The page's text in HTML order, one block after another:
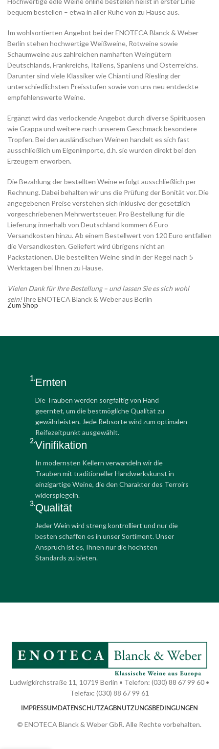
bequem bestellen – etwa in aller Ruhe von zu Hause aus.
Im wohlsortierten Angebot bei der ENOTECA Blanck & Weber
Berlin stehen hochwertige Weißweine, Rotweine sowie
Schaumweine aus zahlreichen namhaften Weingütern
Deutschlands, Frankreichs, Italiens, Spaniens und Österreichs.
Darunter sind viele Klassiker wie Chianti und Riesling der
unterschiedlichsten Preisstufen sowie von uns neu entdeckte
empfehlenswerte Weine.
Ergänzt wird das verlockende Angebot durch diverse Spirituosen
wie Grappa und weitere nach unserem Geschmack besondere
Tropfen. Bei den ausländischen Weinen handelt es sich fast
ausschließlich um Eigenimporte, d.h. sie wurden direkt bei den
Erzeugern erworben.
Die Bezahlung der bestellten Weine erfolgt ausschließlich per
Rechnung. Dabei behalten wir uns die Prüfung der Bonität vor. Die
angegebenen Preise verstehen sich inklusive der gesetzlich
vorgeschriebenen Mehrwertsteuer. Pro Bestellung für die
Lieferung innerhalb von Deutschland kommen 6 Euro
Versandkosten hinzu. Ab einem Bestellwert von 120 Euro entfallen
die Versandkosten. Geliefert wird übrigens nicht an
Packstationen. Die bestellten Weine sind in der Regel nach 5
Werktagen bei Ihnen zu Hause.
Vielen Dank für Ihre Bestellung – und lassen Sie es sich wohl
sein!Ihre ENOTECA Blanck & Weber aus Berlin
Zum Shop
1.Ernten
Die Trauben werden sorgfältig von Hand
geerntet, um die bestmögliche Qualität zu
gewährleisten. Jede Rebsorte wird zum optimalen
Reifezeitpunkt ausgewählt.
2.Vinifikation
In modernsten Kellern verwandeln wir die
Trauben mit traditioneller Handwerkskunst in
einzigartige Weine, die den Charakter des Terroirs
widerspiegeln.
3.Qualität
Jeder Wein wird streng kontrolliert und nur die
besten schaffen es in unser Sortiment. Unser
Anspruch ist es, Ihnen nur die höchsten
Standards zu bieten.
Ludwigkirchstraße 11, 10719 Berlin • Telefon: (030) 88 67 99 60 •
Telefax: (030) 88 67 99 61
IMPRESSUM DATENSCHUTZAGBNUTZUNGSBEDINGUNGEN
© ENOTECA Blanck & Weber GbR. Alle Rechte vorbehalten.